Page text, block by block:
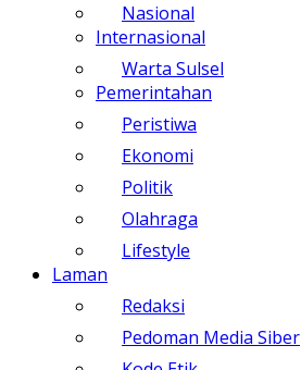
Nasional
Internasional
Warta Sulsel
Pemerintahan
Peristiwa
Ekonomi
Politik
Olahraga
Lifestyle
Laman
Redaksi
Pedoman Media Siber